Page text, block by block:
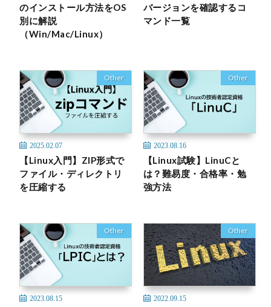
のインストール方法をOS
別に解説
（Win/Mac/Linux）
バージョンを確認するコ
マンド一覧
Other
2025.02.07
【Linux入門】ZIP形式で
ファイル・ディレクトリ
を圧縮する
Other
2023.08.16
【Linux試験】LinuCと
は？難易度・合格率・勉
強方法
Other
2023.08.15
Other
2022.09.15